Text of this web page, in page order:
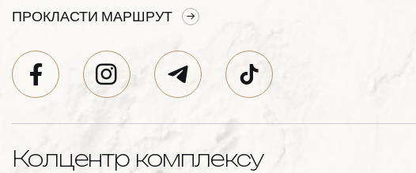
ПРОКЛАСТИ МАРШРУТ
Колцентр комплексу